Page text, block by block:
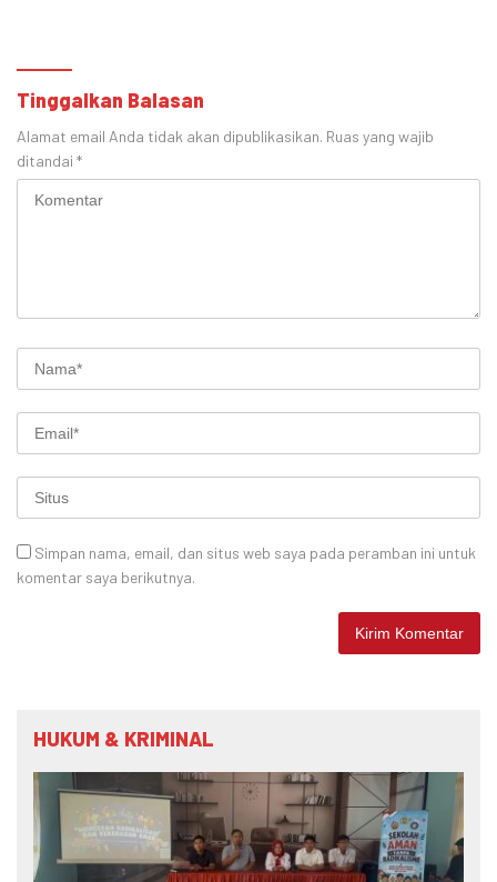
Tinggalkan Balasan
Alamat email Anda tidak akan dipublikasikan. Ruas yang wajib
ditandai *
Simpan nama, email, dan situs web saya pada peramban ini untuk
komentar saya berikutnya.
HUKUM & KRIMINAL